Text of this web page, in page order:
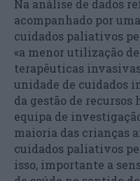
Na análise de dados
acompanhado por
cuidados paliativos
«a menor utilização
terapêuticas
unidade de cuidados
da gestão de recursos
equipa de
maioria das crianças
cuidados paliativos
isso, importante a